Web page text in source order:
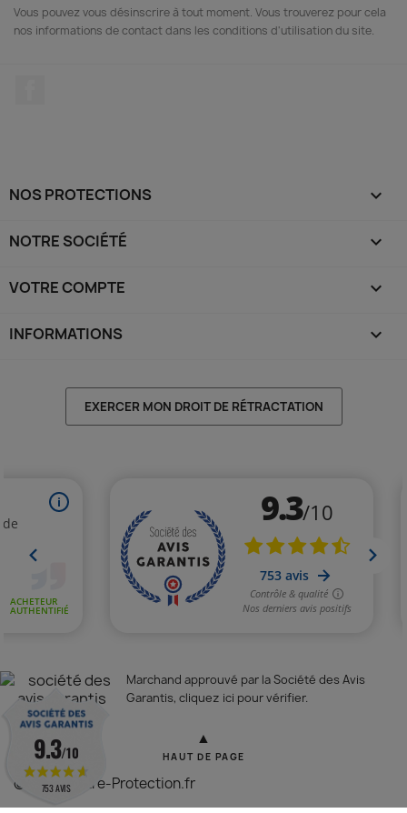
Vous pouvez vous désinscrire à tout moment. Vous trouverez pour cela
nos informations de contact dans les conditions d'utilisation du site.
NOS PROTECTIONS 
NOTRE SOCIÉTÉ 
VOTRE COMPTE 
INFORMATIONS keyboard_arrow_down
EXERCER MON DROIT DE RÉTRACTATION
Marchand approuvé par la Société des Avis
Garantis, cliquez ici pour vérifier.
▲
HAUT DE PAGE
© 2026 - Vitre-Protection.fr
9.3/10
753 AVIS